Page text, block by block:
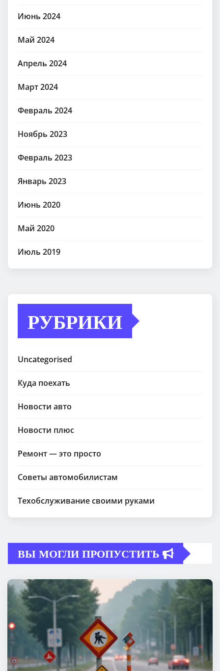
Июнь 2024
Май 2024
Апрель 2024
Март 2024
Февраль 2024
Ноябрь 2023
Февраль 2023
Январь 2023
Июнь 2020
Май 2020
Июль 2019
РУБРИКИ
Uncategorised
Куда поехать
Новости авто
Новости плюс
Ремонт — это просто
Советы автомобилистам
Техобслуживание своими руками
ВЫ МОГЛИ ПРОПУСТИТЬ